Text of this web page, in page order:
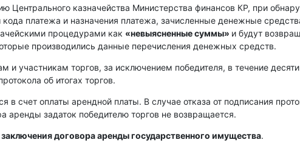
Центрального казначейства Министерства финансов КР, при
платежа и назначения платежа, зачисленные денежные
процедурами как «невыясненные суммы» и будут
производились данные перечисления денежных средств.
и участникам торгов, за исключением победителя, в течение десяти
об итогах торгов.
в счет оплаты арендной платы. В случае отказа от подписания
аренды задаток победителю торгов не возвращается.
договора аренды государственного имущества.